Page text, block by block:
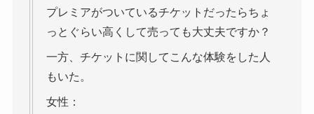
プレミアがついているチケットだったらちょ
っとぐらい高くして売っても大丈夫ですか？
一方、チケットに関してこんな体験をした人
もいた。
女性：